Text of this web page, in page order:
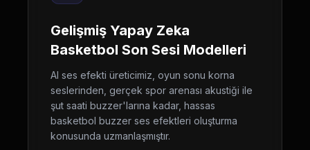
Gelişmiş Yapay Zeka
Basketbol Son Sesi Modelleri
AI ses efekti üreticimiz, oyun sonu korna
seslerinden, gerçek spor arenası akustiği ile
şut saati buzzer'larına kadar, hassas
basketbol buzzer ses efektleri oluşturma
konusunda uzmanlaşmıştır.